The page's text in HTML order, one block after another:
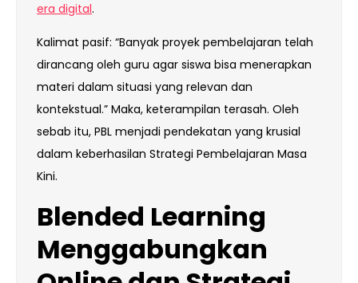
era digital.
Kalimat pasif: “Banyak proyek pembelajaran telah
dirancang oleh guru agar siswa bisa menerapkan
materi dalam situasi yang relevan dan
kontekstual.” Maka, keterampilan terasah. Oleh
sebab itu, PBL menjadi pendekatan yang krusial
dalam keberhasilan Strategi Pembelajaran Masa
Kini.
Blended Learning
Menggabungkan